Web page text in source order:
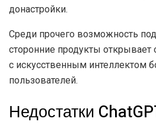
донастройки.
Среди прочего возможность
сторонние продукты
с искусственным интеллектом
пользователей.
Недостатки